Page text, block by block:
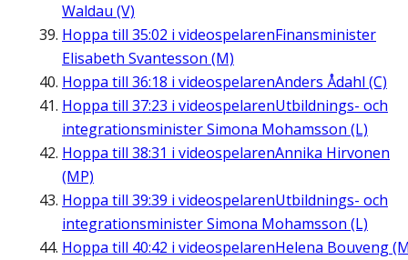
Waldau (V)
Hoppa till 35:02 i videospelarenFinansminister
Elisabeth Svantesson (M)
Hoppa till 36:18 i videospelarenAnders Ådahl (C)
Hoppa till 37:23 i videospelarenUtbildnings- och
integrationsminister Simona Mohamsson (L)
Hoppa till 38:31 i videospelarenAnnika Hirvonen
(MP)
Hoppa till 39:39 i videospelarenUtbildnings- och
integrationsminister Simona Mohamsson (L)
Hoppa till 40:42 i videospelarenHelena Bouveng